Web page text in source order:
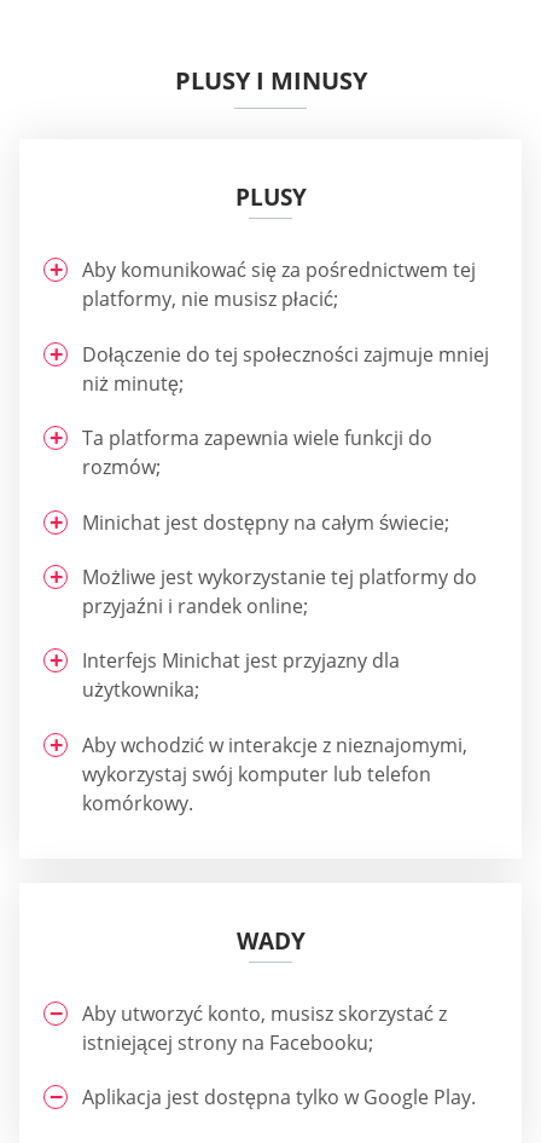
PLUSY I MINUSY
PLUSY
Aby komunikować się za pośrednictwem tej
platformy, nie musisz płacić;
Dołączenie do tej społeczności zajmuje mniej
niż minutę;
Ta platforma zapewnia wiele funkcji do
rozmów;
Minichat jest dostępny na całym świecie;
Możliwe jest wykorzystanie tej platformy do
przyjaźni i randek online;
Interfejs Minichat jest przyjazny dla
użytkownika;
Aby wchodzić w interakcje z nieznajomymi,
wykorzystaj swój komputer lub telefon
komórkowy.
WADY
Aby utworzyć konto, musisz skorzystać z
istniejącej strony na Facebooku;
Aplikacja jest dostępna tylko w Google Play.